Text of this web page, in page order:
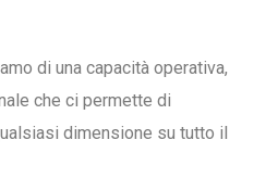
di una capacità operativa,
che ci permette di
dimensione su tutto il